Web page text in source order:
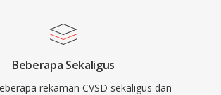
Beberapa Sekaligus
rekaman CVSD sekaligus dan